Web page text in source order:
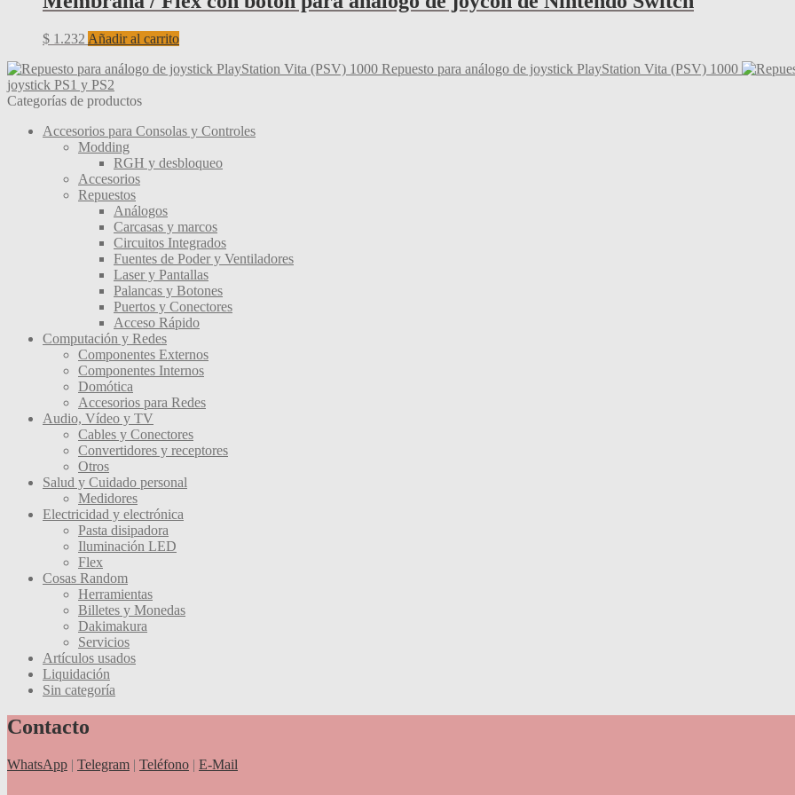
$ 3.662.$ 3.373.
$ 1.232 Añadir al carrito
Repuesto para análogo de joystick PlayStation Vita (PSV) 1000
joystick PS1 y PS2
Categorías de productos
Accesorios para Consolas y Controles
Modding
RGH y desbloqueo
Accesorios
Repuestos
Análogos
Carcasas y marcos
Circuitos Integrados
Fuentes de Poder y Ventiladores
Laser y Pantallas
Palancas y Botones
Puertos y Conectores
Acceso Rápido
Computación y Redes
Componentes Externos
Componentes Internos
Domótica
Accesorios para Redes
Audio, Vídeo y TV
Cables y Conectores
Convertidores y receptores
Otros
Salud y Cuidado personal
Medidores
Electricidad y electrónica
Pasta disipadora
Iluminación LED
Flex
Cosas Random
Herramientas
Billetes y Monedas
Dakimakura
Servicios
Artículos usados
Liquidación
Sin categoría
Contacto
WhatsApp | Telegram | Teléfono | E-Mail